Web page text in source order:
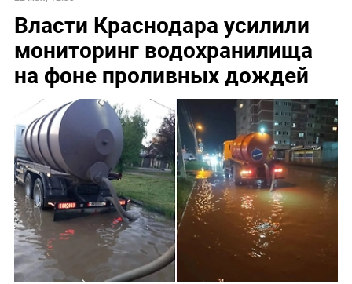
Власти Краснодара усилили
мониторинг водохранилища
на фоне проливных дождей